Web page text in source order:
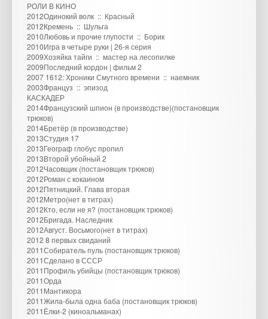
РОЛИ В КИНО
2012Одинокий волк :: Красный
2012Кремень :: Шульга
2010Любовь и прочие глупости :: Борик
2010Игра в четыре руки | 26-я серия
2009Хозяйка тайги :: мастер на лесопилке
2009Последний кордон | фильм 2
2007 1612: Хроники Смутного времени :: наемник
2003Француз :: эпизод
КАСКАДЕР
2014Французский шпион (в производстве)(постановщик
трюков)
2014Бретёр (в производстве)
2013Студия 17
2013Географ глобус пропил
2013Второй убойный 2
2012Часовщик (постановщик трюков)
2012Роман с кокаином
2012Пятницкий. Глава вторая
2012Метро(нет в титрах)
2012Кто, если не я? (постановщик трюков)
2012Бригада. Наследник
2012Август. Восьмого(нет в титрах)
2012 8 первых свиданий
2011Собиратель пуль (постановщик трюков)
2011Сделано в СССР
2011Профиль убийцы (постановщик трюков)
2011Орда
2011Мантикора
2011Жила-была одна баба (постановщик трюков)
2011Ёлки-2 (киноальманах)